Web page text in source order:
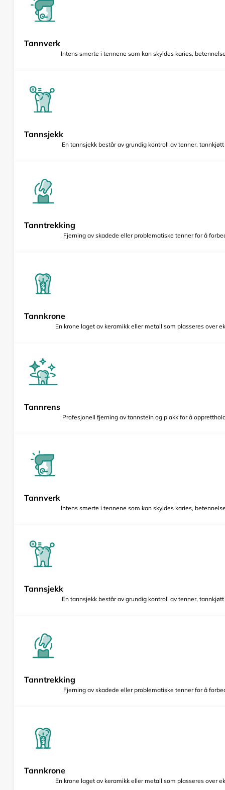
Tannverk
Intens smerte i tennene som kan skyldes karies,
Tannsjekk
En tannsjekk består av grundig kontroll av tenner,
Tanntrekking
Fjerning av skadede eller problematiske tenner for å
Tannkrone
En krone laget av keramikk eller metall som plasseres over
Tannrens
Profesjonell fjerning av tannstein og plakk for å
Tannverk
Intens smerte i tennene som kan skyldes karies,
Tannsjekk
En tannsjekk består av grundig kontroll av tenner,
Tanntrekking
Fjerning av skadede eller problematiske tenner for å
Tannkrone
En krone laget av keramikk eller metall som plasseres over